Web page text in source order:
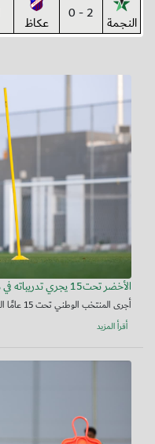
النجمة 2 - 0 عكاظ
الأخضر تحت15 يجري تدريباته في معسكر أبها
أجرى المنتخب الوطني تحت 15 عامًا اليوم الخميس تدريباته ضمن معسكره الإع...
أقرأ المزيد